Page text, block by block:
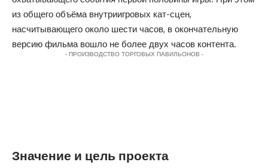
из общего объёма внутриигровых кат-сцен,
насчитывающего около шести часов, в окончательную
версию фильма вошло не более двух часов контента.
- ПРОИЗВОДСТВО ТОРГОВЫХ ПАВИЛЬОНОВ -
Значение и цель проекта